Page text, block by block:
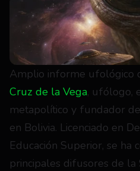
Amplio informe ufológico
Cruz de la Vega, ufólogo,
metapolítico y fundador
en Bolivia. Licenciado en
Educación Superior, se ha
principales difusores de la